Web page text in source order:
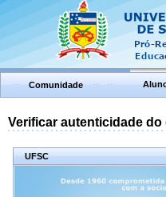
Comunidade
Verificar autenticidade
UFSC